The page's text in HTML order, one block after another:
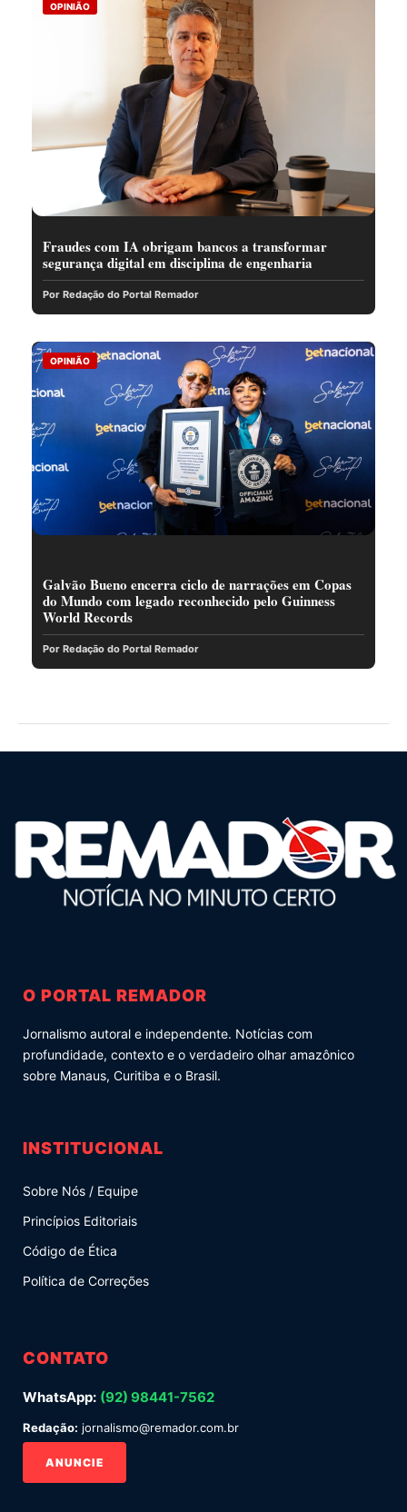
OPINIÃO
Fraudes com IA obrigam bancos a transformar
segurança digital em disciplina de engenharia
Por Redação do Portal Remador
OPINIÃO
Galvão Bueno encerra ciclo de narrações em Copas
do Mundo com legado reconhecido pelo Guinness
World Records
Por Redação do Portal Remador
O PORTAL REMADOR
Jornalismo autoral e independente. Notícias com
profundidade, contexto e o verdadeiro olhar amazônico
sobre Manaus, Curitiba e o Brasil.
INSTITUCIONAL
Sobre Nós / Equipe
Princípios Editoriais
Código de Ética
Política de Correções
CONTATO
WhatsApp: (92) 98441-7562
Redação: jornalismo@remador.com.br
ANUNCIE